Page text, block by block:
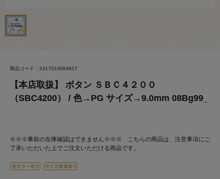
商品コード：2317010064617
【本店取扱】 ボタン ＳＢＣ４２００
（SBC4200） / 色→PG サイズ→9.0mm 08Bg99_
※※※事前の在庫確認はできません※※※ こちらの商品は、注意事項にご
了承いただいた上でご注文いただける商品です。